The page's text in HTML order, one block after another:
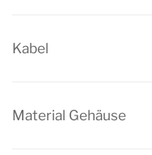
Kabel
Material Gehäuse